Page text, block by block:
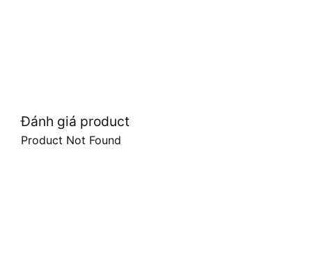
Đánh giá product
Product Not Found